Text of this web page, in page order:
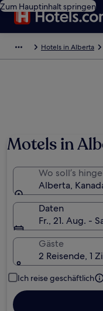
Zum Hauptinhalt springen
Hotels in Alberta
Motels in
Wo soll’s
Alberta,
Daten
Fr., 21. Aug. -
Gäste
2 Reisende, 1
Ich reise geschäftlich